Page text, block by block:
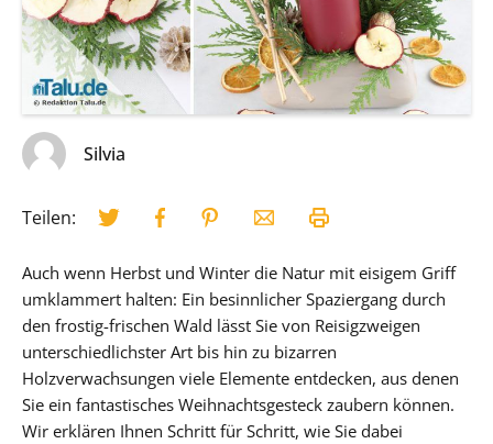
Silvia
Teilen:
Auch wenn Herbst und Winter die Natur mit eisigem Griff
umklammert halten: Ein besinnlicher Spaziergang durch
den frostig-frischen Wald lässt Sie von Reisigzweigen
unterschiedlichster Art bis hin zu bizarren
Holzverwachsungen viele Elemente entdecken, aus denen
Sie ein fantastisches Weihnachtsgesteck zaubern können.
Wir erklären Ihnen Schritt für Schritt, wie Sie dabei